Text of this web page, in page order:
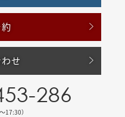
せ
286
17:30）